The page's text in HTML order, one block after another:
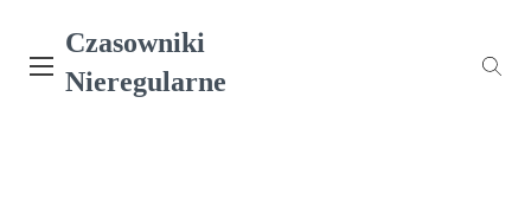
content
Czasowniki
Nieregularne